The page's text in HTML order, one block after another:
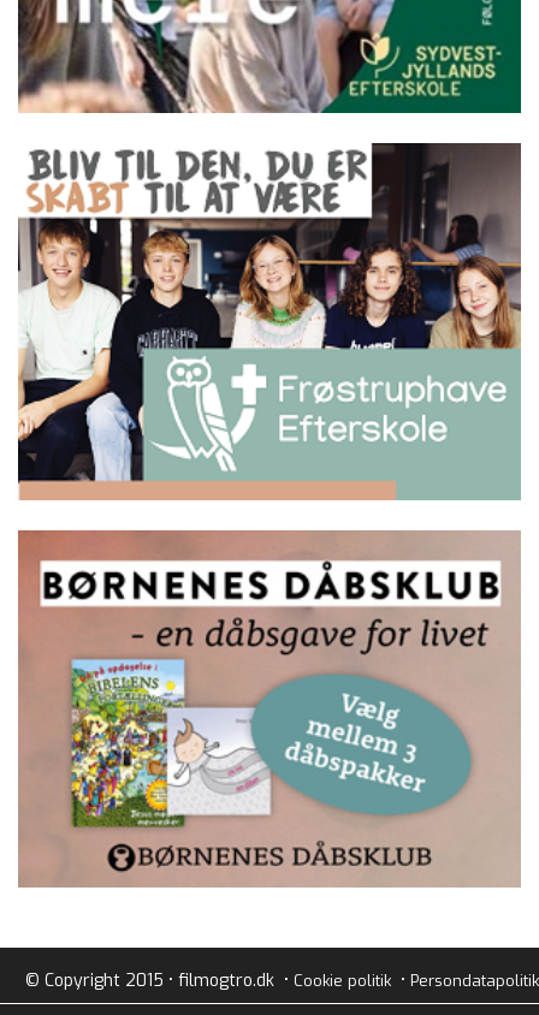
© Copyright 2015 • filmogtro.dk • Cookie politik• Persondatapolitik